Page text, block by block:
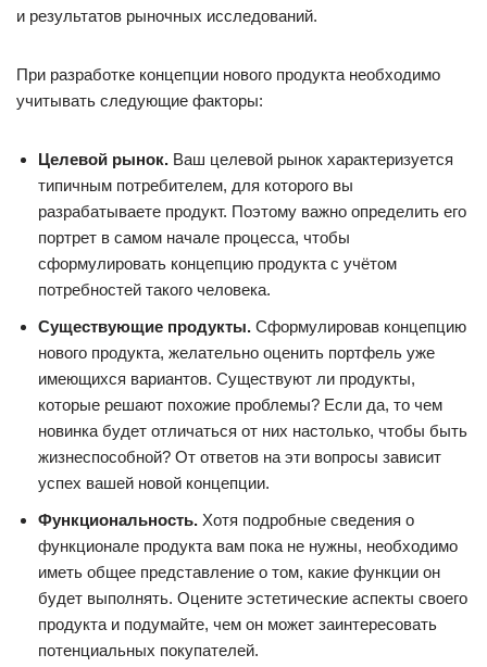
и результатов рыночных исследований.
При разработке концепции нового продукта необходимо
учитывать следующие факторы:
Целевой рынок. Ваш целевой рынок характеризуется
типичным потребителем, для которого вы
разрабатываете продукт. Поэтому важно определить его
портрет в самом начале процесса, чтобы
сформулировать концепцию продукта с учётом
потребностей такого человека.
Существующие продукты. Сформулировав концепцию
нового продукта, желательно оценить портфель уже
имеющихся вариантов. Существуют ли продукты,
которые решают похожие проблемы? Если да, то чем
новинка будет отличаться от них настолько, чтобы быть
жизнеспособной? От ответов на эти вопросы зависит
успех вашей новой концепции.
Функциональность. Хотя подробные сведения о
функционале продукта вам пока не нужны, необходимо
иметь общее представление о том, какие функции он
будет выполнять. Оцените эстетические аспекты своего
продукта и подумайте, чем он может заинтересовать
потенциальных покупателей.